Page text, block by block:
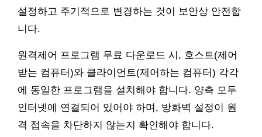
설정하고 주기적으로 변경하는 것이 보안상 안전합
니다.
원격제어 프로그램 무료 다운로드 시, 호스트(제어
받는 컴퓨터)와 클라이언트(제어하는 컴퓨터) 각각
에 동일한 프로그램을 설치해야 합니다. 양측 모두
인터넷에 연결되어 있어야 하며, 방화벽 설정이 원
격 접속을 차단하지 않는지 확인해야 합니다.